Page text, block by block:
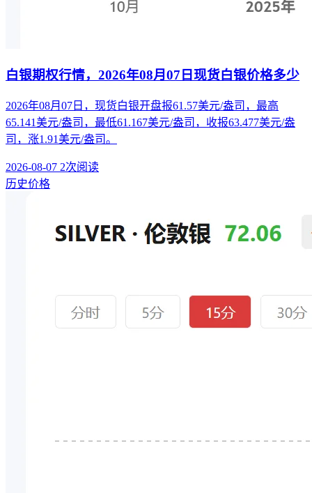
白银期权行情，2026年08月07日现货白银价格多少
2026年08月07日，现货白银开盘报61.57美元/盎司，最高
65.141美元/盎司，最低61.167美元/盎司，收报63.477美元/盎
司，涨1.91美元/盎司。
2026-08-07 2次阅读
历史价格